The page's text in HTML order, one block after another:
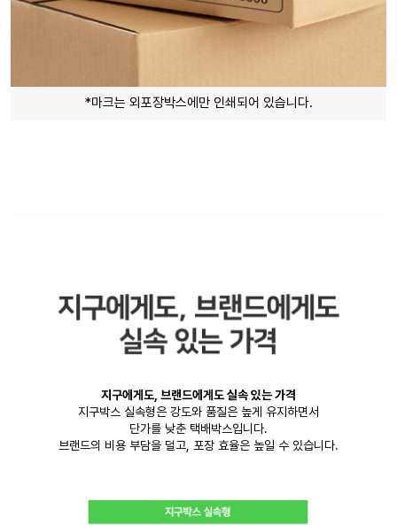
*마크는 외포장박스에만 인쇄되어 있습니다.
지구에게도, 브랜드에게도 실속 있는 가격
지구박스 실속형은 강도와 품질은 높게 유지하면서
단가를 낮춘 택배박스입니다.
브랜드의 비용 부담을 덜고, 포장 효율은 높일 수 있습니다.